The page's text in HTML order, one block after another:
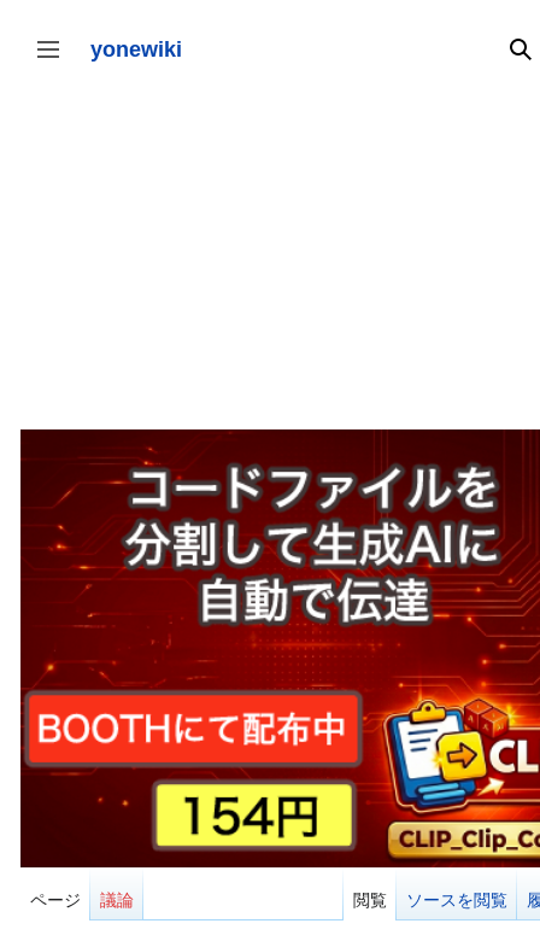
テ
サイドバーの切り替え yonewiki 検
ページ 議論 閲覧 ソースを閲覧